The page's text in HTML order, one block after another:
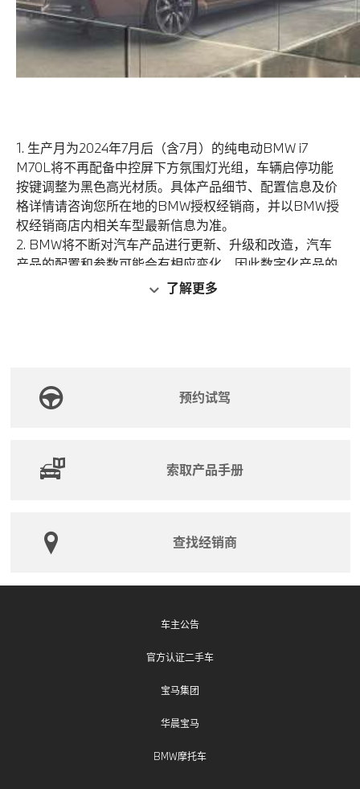
1. 生产月为2024年7月后（含7月）的纯电动BMW i7
M70L将不再配备中控屏下方氛围灯光组，车辆启停功能
按键调整为黑色高光材质。具体产品细节、配置信息及价
格详情请咨询您所在地的BMW授权经销商，并以BMW授
权经销商店内相关车型最新信息为准。
2. BMW将不断对汽车产品进行更新、升级和改造，汽车
产品的配置和参数可能会有相应变化，因此数字化产品的
升级方案及不同生产日期的同一款车型所搭载的数字化产
了解更多
预约试驾
索取产品手册
查找经销商
车主公告
官方认证二手车
宝马集团
华晨宝马
BMW摩托车